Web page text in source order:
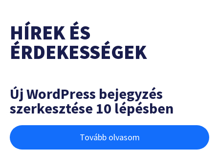
HÍREK ÉS
ÉRDEKESSÉGEK
Új WordPress bejegyzés
szerkesztése 10 lépésben
Tovább olvasom